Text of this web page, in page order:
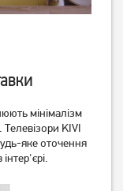
Philips
мінімалізм
KIVI
яке оточення